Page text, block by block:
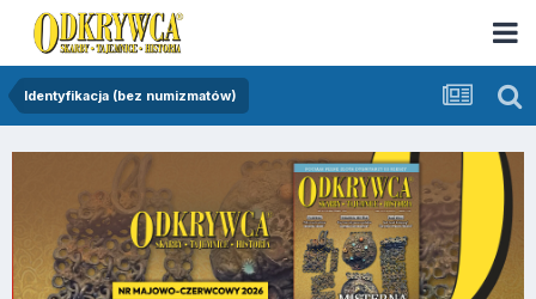
Identyfikacja (bez numizmatów)